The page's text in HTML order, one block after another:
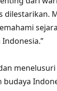
dilestarikan.
budaya